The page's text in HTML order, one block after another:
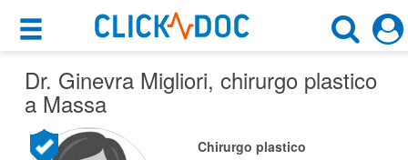
×
Motore di ricerca
×
Chirurgo Plastico
Cosa possiamo offrirti
Per i pazienti
Dr. Ginevra Migliori, chirurgo plastico
a Massa
Chirurgo plastico